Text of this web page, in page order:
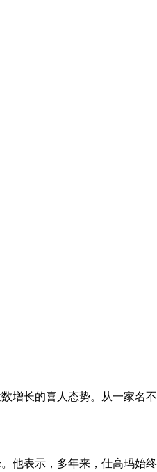
长的喜人态势。从一家名
表示，多年来，仕高玛始